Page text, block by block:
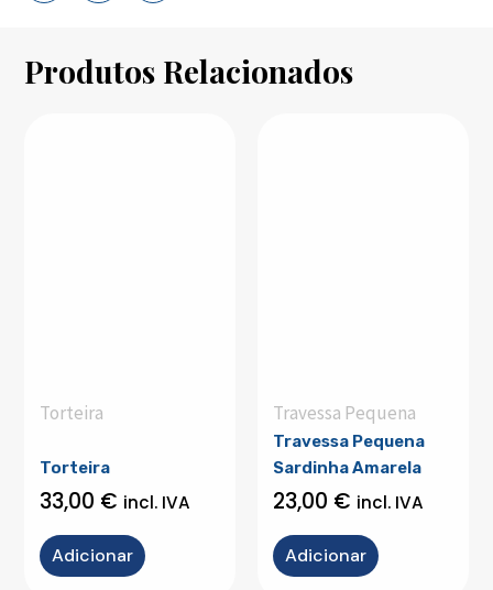
Produtos Relacionados
Torteira
Torteira
33,00 € incl. IVA
Adicionar
Travessa Pequena
Travessa Pequena
Sardinha Amarela
23,00 € incl. IVA
Adicionar